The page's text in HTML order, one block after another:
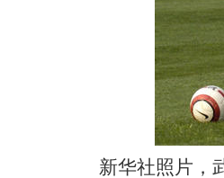
新华社照片，